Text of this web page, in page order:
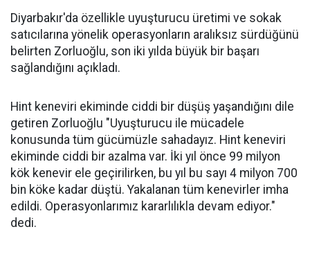
Diyarbakır'da özellikle uyuşturucu üretimi ve sokak
satıcılarına yönelik operasyonların aralıksız sürdüğünü
belirten Zorluoğlu, son iki yılda büyük bir başarı
sağlandığını açıkladı.
Hint keneviri ekiminde ciddi bir düşüş yaşandığını dile
getiren Zorluoğlu "Uyuşturucu ile mücadele
konusunda tüm gücümüzle sahadayız. Hint keneviri
ekiminde ciddi bir azalma var. İki yıl önce 99 milyon
kök kenevir ele geçirilirken, bu yıl bu sayı 4 milyon 700
bin köke kadar düştü. Yakalanan tüm kenevirler imha
edildi. Operasyonlarımız kararlılıkla devam ediyor."
dedi.